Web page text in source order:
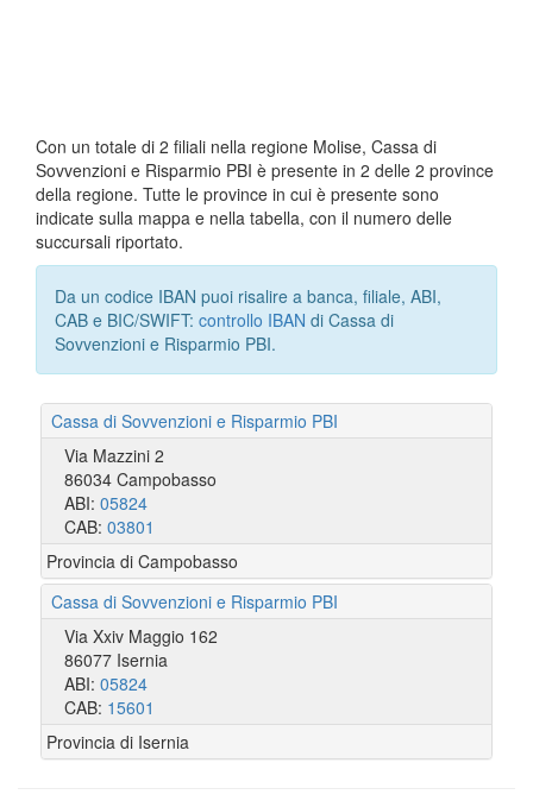
Con un totale di 2 filiali nella regione Molise, Cassa di
Sovvenzioni e Risparmio PBI è presente in 2 delle 2 province
della regione. Tutte le province in cui è presente sono
indicate sulla mappa e nella tabella, con il numero delle
succursali riportato.
Da un codice IBAN puoi risalire a banca, filiale, ABI,
CAB e BIC/SWIFT: controllo IBAN di Cassa di
Sovvenzioni e Risparmio PBI.
Cassa di Sovvenzioni e Risparmio PBI
Via Mazzini 2
86034 Campobasso
ABI: 05824
CAB: 03801
Provincia di Campobasso
Cassa di Sovvenzioni e Risparmio PBI
Via Xxiv Maggio 162
86077 Isernia
ABI: 05824
CAB: 15601
Provincia di Isernia